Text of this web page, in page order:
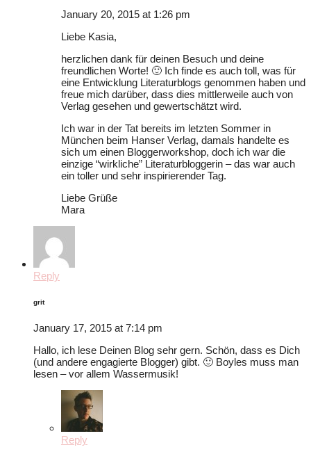
January 20, 2015 at 1:26 pm
Liebe Kasia,
herzlichen dank für deinen Besuch und deine
freundlichen Worte! 🙂 Ich finde es auch toll, was für
eine Entwicklung Literaturblogs genommen haben und
freue mich darüber, dass dies mittlerweile auch von
Verlag gesehen und gewertschätzt wird.
Ich war in der Tat bereits im letzten Sommer in
München beim Hanser Verlag, damals handelte es
sich um einen Bloggerworkshop, doch ich war die
einzige “wirkliche” Literaturbloggerin – das war auch
ein toller und sehr inspirierender Tag.
Liebe Grüße
Mara
Reply
grit
January 17, 2015 at 7:14 pm
Hallo, ich lese Deinen Blog sehr gern. Schön, dass es Dich
(und andere engagierte Blogger) gibt. 🙂 Boyles muss man
lesen – vor allem Wassermusik!
Reply